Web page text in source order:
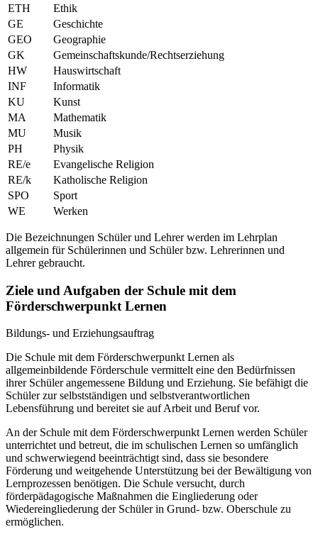
ETH
Ethik
GE
Geschichte
GEO
Geographie
GK
Gemeinschaftskunde/Rechtserziehung
HW
Hauswirtschaft
INF
Informatik
KU
Kunst
MA
Mathematik
MU
Musik
PH
Physik
RE/e
Evangelische Religion
RE/k
Katholische Religion
SPO
Sport
WE
Werken
Die Bezeichnungen Schüler und Lehrer werden im Lehrplan
allgemein für Schülerinnen und Schüler bzw. Lehrerinnen und
Lehrer gebraucht.
Ziele und Aufgaben der Schule mit dem
Förderschwerpunkt Lernen
Bildungs- und Erziehungsauftrag
Die Schule mit dem Förderschwerpunkt Lernen als
allgemeinbildende Förderschule vermittelt eine den Bedürfnissen
ihrer Schüler angemessene Bildung und Erziehung. Sie befähigt die
Schüler zur selbstständigen und selbstverantwortlichen
Lebensführung und bereitet sie auf Arbeit und Beruf vor.
An der Schule mit dem Förderschwerpunkt Lernen werden Schüler
unterrichtet und betreut, die im schulischen Lernen so umfänglich
und schwerwiegend beeinträchtigt sind, dass sie besondere
Förderung und weitgehende Unterstützung bei der Bewältigung von
Lernprozessen benötigen. Die Schule versucht, durch
förderpädagogische Maßnahmen die Eingliederung oder
Wiedereingliederung der Schüler in Grund- bzw. Oberschule zu
ermöglichen.